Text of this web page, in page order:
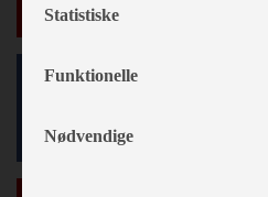
Statistiske
Funktionelle
Nødvendige